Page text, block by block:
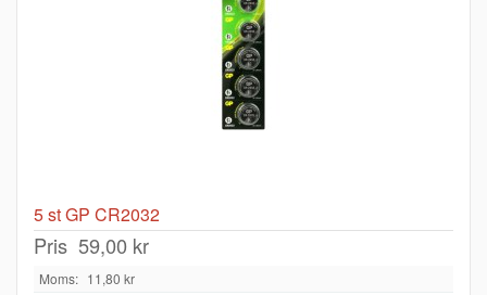
5 st GP CR2032
Pris 59,00 kr
Moms: 11,80 kr